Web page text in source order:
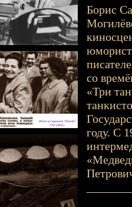
Борис
со
«Три
году. С